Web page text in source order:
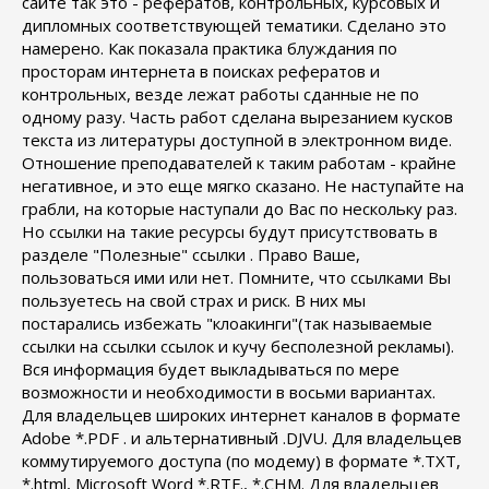
дипломных соответствующей тематики. Сделано это
намерено. Как показала практика блуждания по
просторам интернета в поисках рефератов и
контрольных, везде лежат работы сданные не по
одному разу. Часть работ сделана вырезанием кусков
текста из литературы доступной в электронном виде.
Отношение преподавателей к таким работам - крайне
негативное, и это еще мягко сказано. Не наступайте на
грабли, на которые наступали до Вас по нескольку раз.
Но ссылки на такие ресурсы будут присутствовать в
разделе "Полезные" ссылки . Право Ваше,
пользоваться ими или нет. Помните, что ссылками Вы
пользуетесь на свой страх и риск. В них мы
постарались избежать "клоакинги"(так называемые
ссылки на ссылки ссылок и кучу бесполезной рекламы).
Вся информация будет выкладываться по мере
возможности и необходимости в восьми вариантах.
Для владельцев широких интернет каналов в формате
Adobe *.PDF . и альтернативный .DJVU. Для владельцев
коммутируемого доступа (по модему) в формате *.TXT,
*.html, Microsoft Word *.RTF., *.CHM. Для владельцев